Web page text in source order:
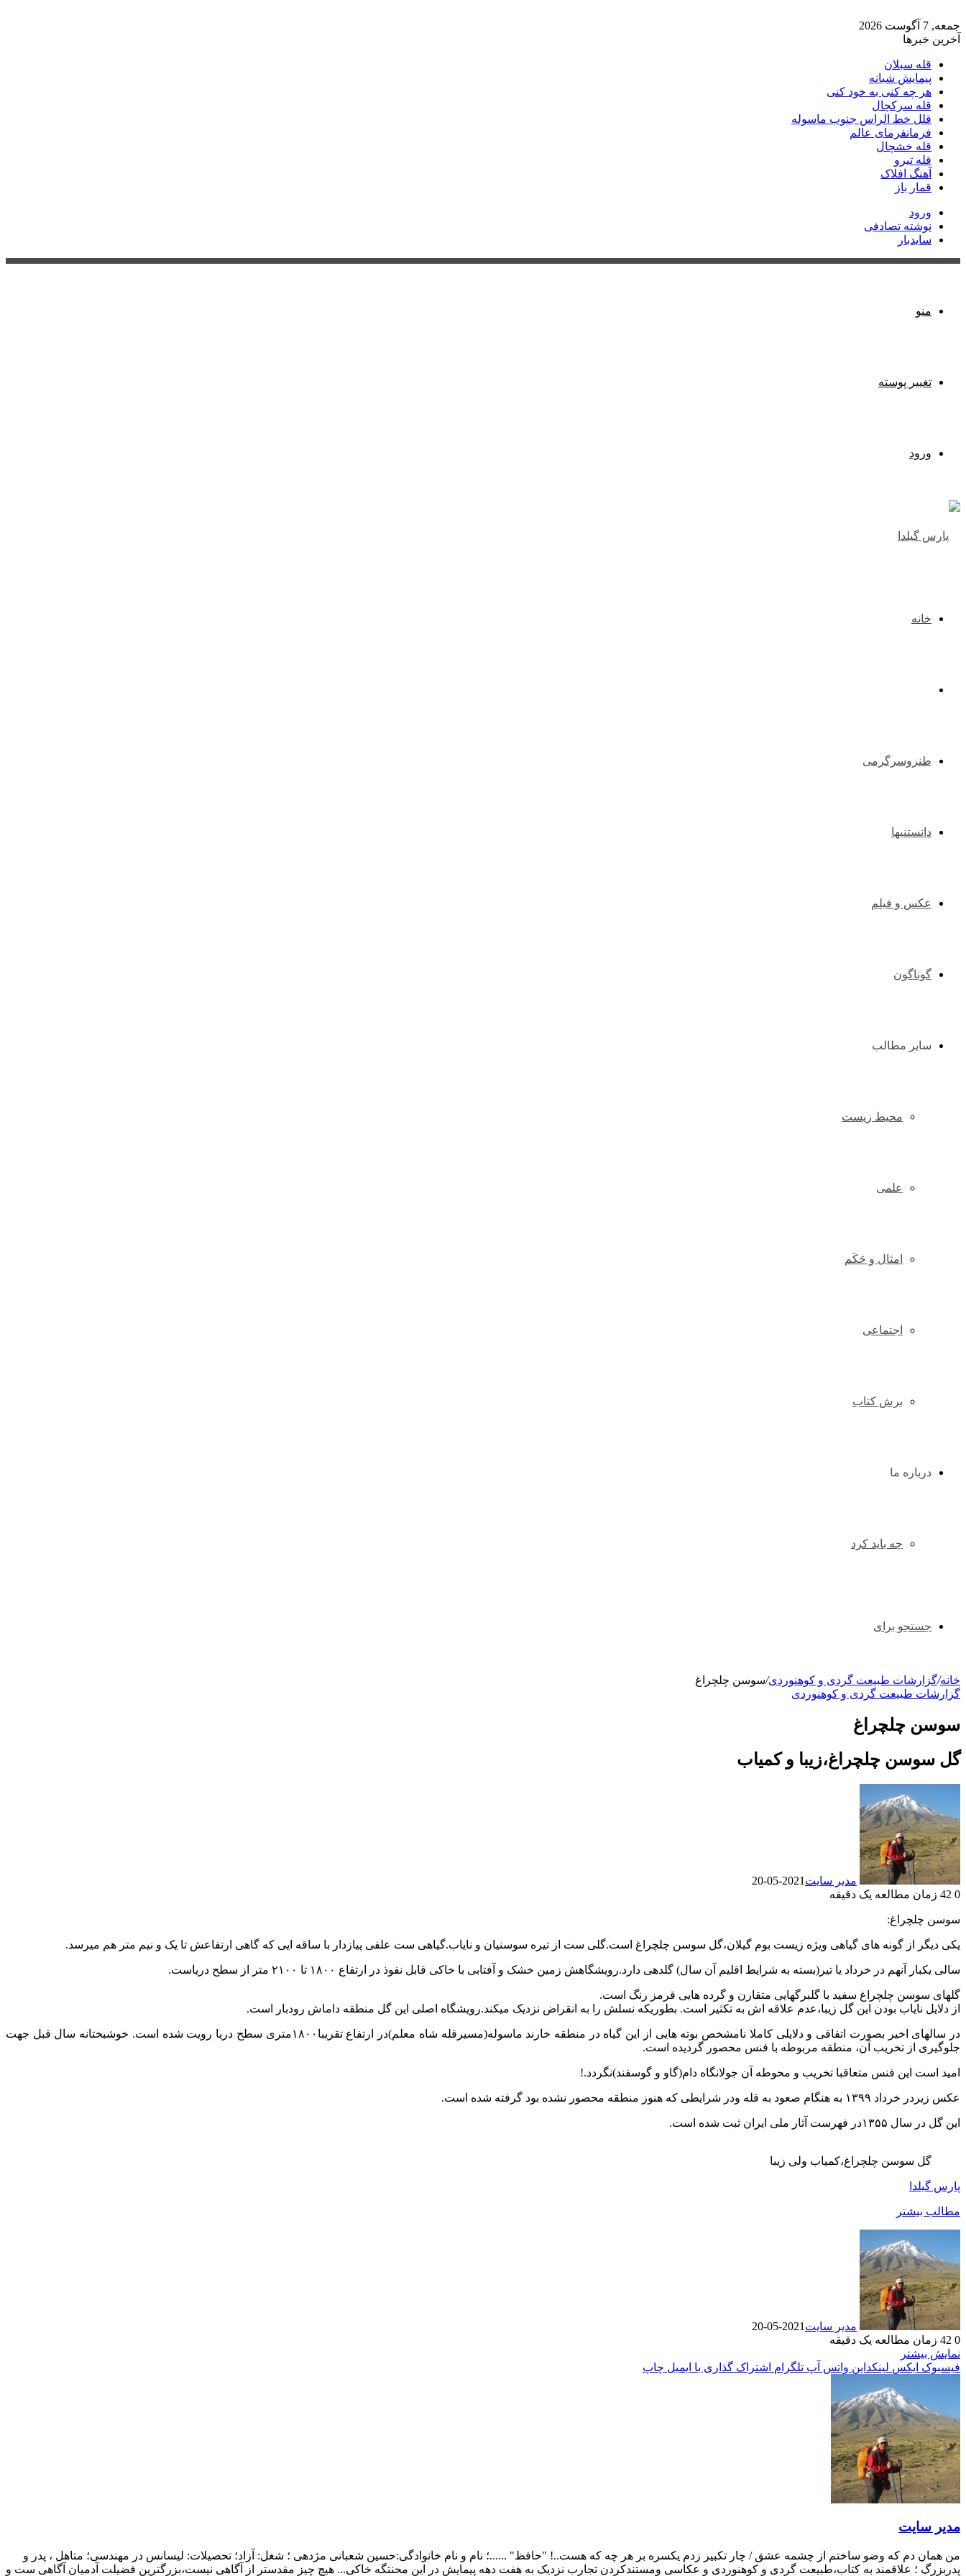
جمعه, 7 آگوست 2026
آخرین خبرها
قله سبلان
پیمایش شبانه
هر چه کنی به خود کنی
قله سرکچال
قلل خط الراس جنوب ماسوله
فرمانفرمای عالم
قله خشچال
قله تیرو
آهنگ افلاک
قمار باز
ورود
نوشته تصادفی
سایدبار
منو
تغییر پوسته
ورود
خانه
طنزوسرگرمی
دانستنیها
عکس و فیلم
گوناگون
سایر مطالب
محیط زیست
علمی
امثال و حَکَم
اجتماعی
برش کتاب
درباره ما
چه باید کرد
جستجو برای
خانه/گزارشات طبیعت گردی و کوهنوردی/سوسن چلچراغ
گزارشات طبیعت گردی و کوهنوردی
سوسن چلچراغ
گل سوسن چلچراغ،زیبا و کمیاب
مدیر سایت 2021-05-20
0
زمان مطالعه یک دقیقه
سوسن چلچراغ:
یکی دیگر از گونه های گیاهی ویژه زیست بوم گیلان،گل سوسن چلچراغ است.گلی ست از تیره سوسنیان و نایاب.گیاهی ست علفی پیازدار با ساقه ایی که گاهی ارتفاعش تا یک و نیم متر هم میرسد.
سالی یکبار آنهم در خرداد یا تیر(بسته به شرایط اقلیم آن سال) گلدهی دارد.رویشگاهش زمین خشک و آفتابی با خاکی قابل نفوذ در ارتفاع ۱۸۰۰ تا ۲۱۰۰ متر از سطح دریاست.
گلهای سوسن چلچراغ سفید با گلبرگهایی متقارن و گرده هایی قرمز رنگ است.
از دلایل نایاب بودن این گل زیبا،عدم علاقه اش به تکثیر است. بطوریکه نسلش را به انقراض نزدیک میکند.رویشگاه اصلی این گل منطقه داماش رودبار است.
در سالهای اخیر بصورت اتفاقی و دلایلی کاملا نامشخص بوته هایی از این گیاه در منطقه خارند ماسوله(مسیرقله شاه معلم)در ارتفاع تقریبا۱۸۰۰متری سطح دریا رویت شده است. خوشبختانه سال قبل جهت
جلوگیری از تخریب آن، منطقه مربوطه با فنس محصور گردیده است.
امید است این فنس متعاقبا تخریب و محوطه آن جولانگاه دام(گاو و گوسفند)نگردد.!
عکس زیردر خرداد ۱۳۹۹ به هنگام صعود به قله ودر شرایطی که هنوز منطقه محصور نشده بود گرفته شده است.
این گل در سال ۱۳۵۵در فهرست آثار ملی ایران ثبت شده است.
گل سوسن چلچراغ،کمیاب ولی زیبا
پارس گیلدا
مطالب بیشتر
مدیر سایت 2021-05-20
0
زمان مطالعه یک دقیقه
نمایش بیشتر
فیسبوک ایکس لینکداین واتس آپ تلگرام اشتراک گذاری با ایمیل چاپ
مدیر سایت
من همان دم که وضو ساختم از چشمه عشق / چار تکبیر زدم یکسره بر هر چه که هست..! "حافظ" ......؛ نام و نام خانوادگی:حسین شعبانی مژدهی ؛ شغل: آزاد؛ تحصیلات: لیسانس در مهندسی؛ متاهل ، پدر و
پدربزرگ ؛ علاقمند به کتاب،طبیعت گردی و کوهنوردی و عکاسی ومستندکردن تجارب نزدیک به هفت دهه پیمایش در این محنتگه خاکی... هیچ چیز مقدستر از آگاهی نیست،بزرگترین فضیلت آدمیان آگاهی ست و